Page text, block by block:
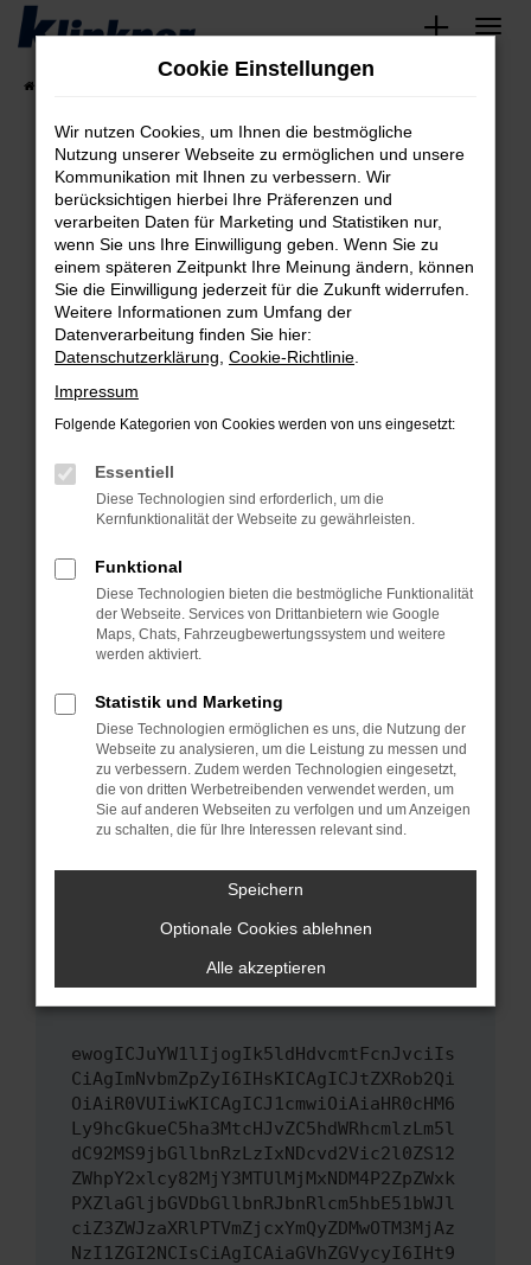
Zum
springen
Fehler: Network Error
Beim Laden ist ein Fehler aufgetreten.
Hier sind ein paar Tipps, die dir helfen können:
Überprüfe deine Firewall und deine
Internetverbindung.
Laden andere Webseiten, zum Beispiel deine
Suchmaschine?
Prüfe deine Browsererweiterungen.
können das Laden bestimmter Seiten
verhindern. Funktioniert die Seite in einem
anderen Browser oder in einem privaten
Starte dein Gerät neu.
Das kann manchmal helfen, vorübergehende
Probleme zu beheben.
Betriebssystem auf dem neuesten Stand
sind.
Veraltete Software birgt nicht nur ein
Sicherheitsrisiko, sondern kann auch dazu
führen, dass bestimmte Funktionen nicht mehr
unterstützt werden.
Wende dich an den Webseitenbetreiber.
Wenn du alle oben genannten Schritte versucht
hast, kontaktiere uns bitte. Wir werden
versuchen, das Problem zu beheben. Du kannst
uns diesen Text schicken, um uns bei der
ewogICJuYW1lIjogIk5ldHdvcmtFcnJvciIs
CiAgImNvbmZpZyI6IHsKICAgICJtZXRob2Qi
OiAiR0VUIiwKICAgICJ1cmwiOiAiaHR0cHM6
Ly9hcGkueC5ha3MtcHJvZC5hdWRhcmlzLm5l
dC92MS9jbGllbnRzLzIxNDcvd2Vic2l0ZS12
ZWhpY2xlcy82MjY3MTUlMjMxNDM4P2ZpZWxk
PXZlaGljbGVDbGllbnRJbnRlcm5hbE51bWJl
ciZ3ZWJzaXRlPTVmZjcxYmQyZDMwOTM3MjAz
NzI1ZGI2NCIsCiAgICAiaGVhZGVycyI6IHt9
Cookie Einstellungen
Wir nutzen Cookies, um Ihnen die bestmögliche
Nutzung unserer Webseite zu ermöglichen und unsere
Kommunikation mit Ihnen zu verbessern. Wir
berücksichtigen hierbei Ihre Präferenzen und
verarbeiten Daten für Marketing und Statistiken nur,
wenn Sie uns Ihre Einwilligung geben. Wenn Sie zu
einem späteren Zeitpunkt Ihre Meinung ändern, können
Sie die Einwilligung jederzeit für die Zukunft widerrufen.
Weitere Informationen zum Umfang der
Datenverarbeitung finden Sie hier:
Datenschutzerklärung Cookie-Richtlinie
Impressum
Folgende Kategorien von Cookies werden von uns eingesetzt:
Essentiell
Diese Technologien sind erforderlich, um die
Kernfunktionalität der Webseite zu gewährleisten.
Funktional
Diese Technologien bieten die bestmögliche Funktionalität
der Webseite. Services von Drittanbietern wie Google
Maps, Chats, Fahrzeugbewertungssystem und weitere
werden aktiviert.
Statistik und Marketing
Diese Technologien ermöglichen es uns, die Nutzung der
Webseite zu analysieren, um die Leistung zu messen und
zu verbessern. Zudem werden Technologien eingesetzt,
die von dritten Werbetreibenden verwendet werden, um
Sie auf anderen Webseiten zu verfolgen und um Anzeigen
zu schalten, die für Ihre Interessen relevant sind.
Speichern
Optionale Cookies ablehnen
Alle akzeptieren